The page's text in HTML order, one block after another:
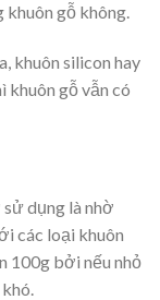
gỗ không.
khuôn silicon hay
khuôn gỗ vẫn có
dụng là nhờ
các loại khuôn
100g bởi nếu nhỏ